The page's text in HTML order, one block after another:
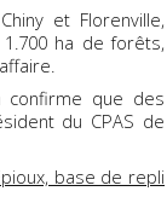
et Florenville,
ha de forêts,
confirme que des
du CPAS de
base de repli